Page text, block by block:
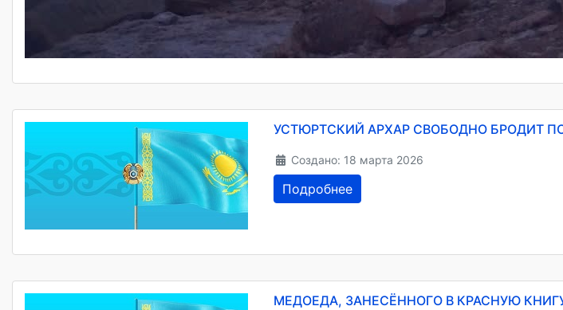
УСТЮРТСКИЙ АРХАР СВОБОДНО БРОДИТ
Создано: 18 марта 2026
Подробнее
МЕДОЕДА, ЗАНЕСЁННОГО В КРАСНУЮ